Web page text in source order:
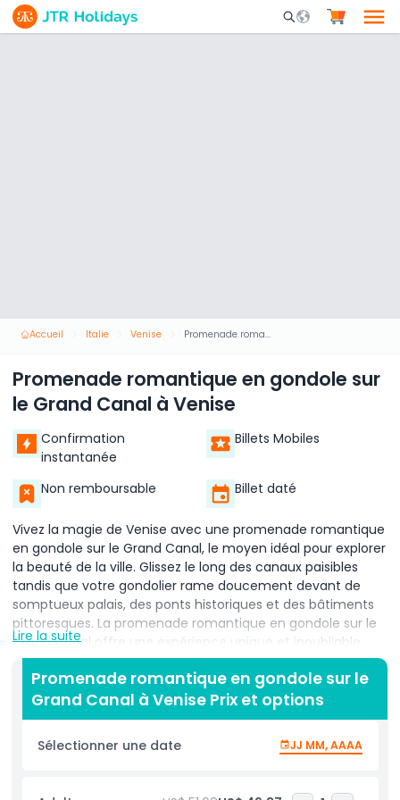
Mobile Search
Accueil Italie Venise Promenade romantique en gondole sur le Grand Canal à Venise
Promenade romantique en gondole sur
le Grand Canal à Venise
Confirmation
instantanée
Billets Mobiles
Non remboursable Billet daté
Vivez la magie de Venise avec une promenade romantique
en gondole sur le Grand Canal, le moyen idéal pour explorer
la beauté de la ville. Glissez le long des canaux paisibles
tandis que votre gondolier rame doucement devant de
somptueux palais, des ponts historiques et des bâtiments
pittoresques. La promenade romantique en gondole sur le
Grand Canal offre une expérience unique et inoubliable,
vous permettant d'absorber le charme de Venise depuis
l'eau.
En dérivant le long du Grand Canal, vous verrez des sites
demeures vénitiennes. Le mouvement doux de la gondole
romantique, faisant de cette promenade l'idéal pour les
Lire la suite
Promenade romantique en gondole sur le
Grand Canal à Venise Prix et options
Sélectionner une date JJ MM, AAAA